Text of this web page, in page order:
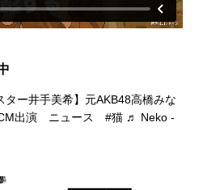
ー井手美希】元AKB48高橋みな
CM出演 ニュース #猫 ♬ Neko -